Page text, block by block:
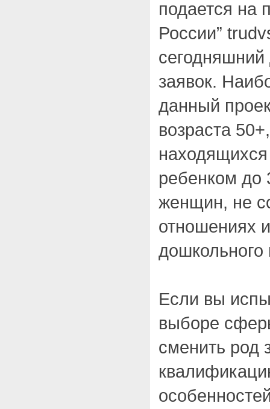
подается на
России”
заявок.
данный
возраста
находящихся
ребенком до
женщин, не
отношениях
дошкольного
Если вы
выборе
сменить род